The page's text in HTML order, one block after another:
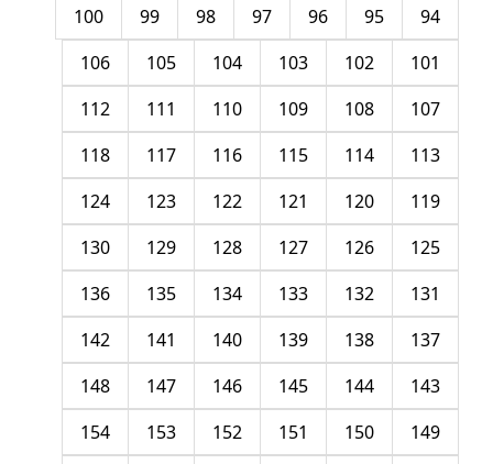
94
95
96
97
98
99
100
101
102
103
104
105
106
107
108
109
110
111
112
113
114
115
116
117
118
119
120
121
122
123
124
125
126
127
128
129
130
131
132
133
134
135
136
137
138
139
140
141
142
143
144
145
146
147
148
149
150
151
152
153
154